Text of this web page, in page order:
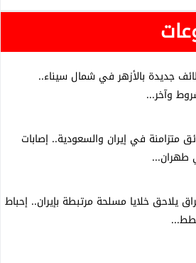
جديدة بالأزهر في شمال سيناء..
وآخر...
متزامنة في إيران والسعودية.. إصابات
طهران...
يلاحق خلايا مسلحة مرتبطة بإيران.. إحباط